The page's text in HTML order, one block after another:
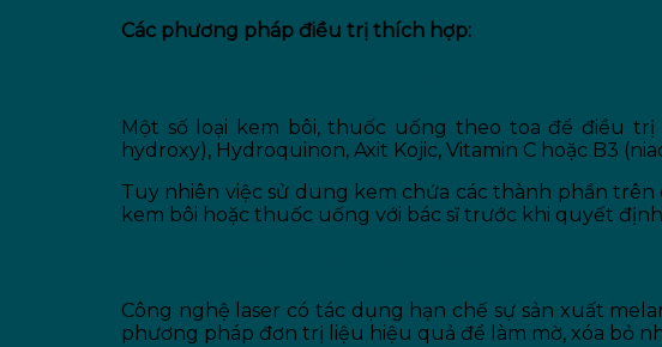
Các phương pháp điều trị thích hợp:
Một số loại kem bôi, thuốc uống theo toa để điều trị
hydroxy), Hydroquinon, Axit Kojic, Vitamin C hoặc B3
Tuy nhiên việc sử dung kem chứa các thành phần
kem bôi hoặc thuốc uống với bác sĩ trước khi quyết
Công nghệ laser có tác dụng hạn chế sự sản xuất
phương pháp đơn trị liệu hiệu quả để làm mờ, xóa bỏ